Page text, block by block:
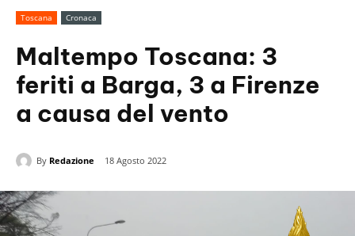
Toscana Cronaca
Maltempo Toscana: 3
feriti a Barga, 3 a Firenze
a causa del vento
By Redazione 18 Agosto 2022